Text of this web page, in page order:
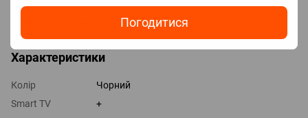
Погодитися
HDMI 4 шт
Характеристики
Колір
Чорний
Smart TV
+